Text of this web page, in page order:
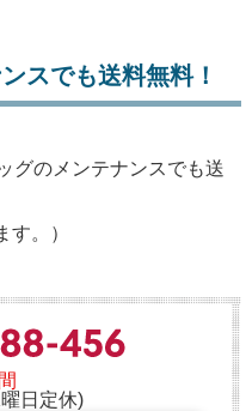
スでも送料無料！
グのメンテナンスでも送
す。）
日定休)